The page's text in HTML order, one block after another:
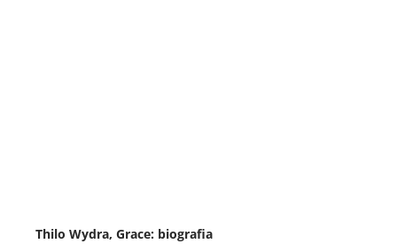
Thilo Wydra, Grace: biografia